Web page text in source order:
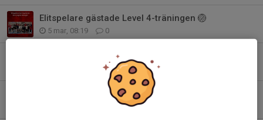
Elitspelare gästade Level 4-träningen 🏐
5 mar, 08:19 0
Träning under April och säsongsavslutning
0
Premiärmatcher i Trönninge